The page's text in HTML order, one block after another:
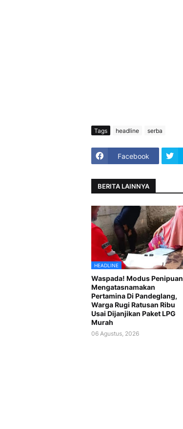
Tags headline serba
Facebook
BERITA LAINNYA
HEADLINE
Waspada! Modus Penipuan
Mengatasnamakan
Pertamina Di Pandeglang,
Warga Rugi Ratusan Ribu
Usai Dijanjikan Paket LPG
Murah
06 Agustus, 2026